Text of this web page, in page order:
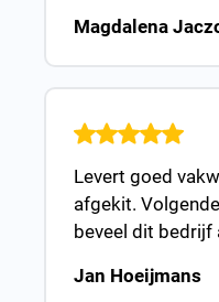
Magdalena
Levert goed
afgekit.
beveel dit bedrijf
Jan Hoeijmans